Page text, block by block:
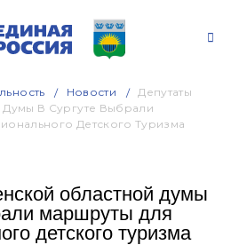
Новости
Депутаты
В Сургуте Выбрали
Детского Туризма
областной думы
маршруты для
детского туризма